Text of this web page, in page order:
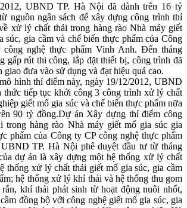
UBND TP. Hà Nội đã dành trên 16 tỷ
nguồn ngân sách để xây dựng công trình thí
xử lý chất thải trong hàng rào Nhà máy giết
súc, gia cầm và chế biến thực phẩm của Công
công nghệ thực phẩm Vinh Anh. Đến tháng
gấp rút thi công, lắp đặt thiết bị, công trình đã
đưa vào sử dụng và đạt hiệu quả cao.
hình thí điểm này, ngày 19/12/2012, UBND
thức tiếp tục khởi công 3 công trình xử lý chất
giết mổ gia súc và chế biến thực phẩm nữa
90 tỷ đồng.Dự án Xây dựng thí điểm công
trong hàng rào Nhà máy giết mổ gia súc gia
phẩm của Công ty CP công nghệ thực phẩm
TP. Hà Nội phê duyệt đầu tư từ tháng
dự án là xây dựng một hệ thống xử lý chất
thống xử lý chất thải giết mổ gia súc, gia cầm
hệ thống xử lý khí thải và hệ thống thu gom
khí thải phát sinh từ hoạt động nuôi nhốt,
đồng bộ với công nghệ giết mổ gia súc, gia